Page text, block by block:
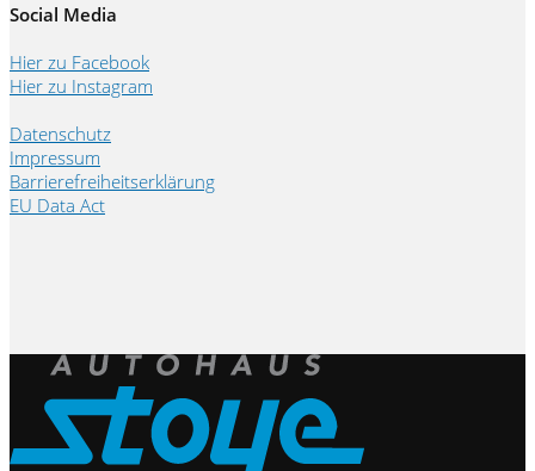
Social Media
Hier zu Facebook
Hier zu Instagram
Datenschutz
Impressum
Barrierefreiheitserklärung
EU Data Act